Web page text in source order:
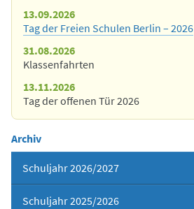
13.09.2026
Tag der Freien Schulen Berlin – 2026
31.08.2026
Klassenfahrten
13.11.2026
Tag der offenen Tür 2026
Archiv
Schuljahr 2026/2027
Schuljahr 2025/2026